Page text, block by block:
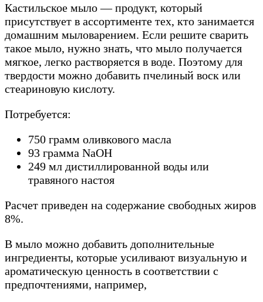
Кастильское мыло — продукт, который
присутствует в ассортименте тех, кто занимается
домашним мыловарением. Если решите сварить
такое мыло, нужно знать, что мыло получается
мягкое, легко растворяется в воде. Поэтому для
твердости можно добавить пчелиный воск или
стеариновую кислоту.
Потребуется:
750 грамм оливкового масла
93 грамма NaOH
249 мл дистиллированной воды или
травяного настоя
Расчет приведен на содержание свободных жиров
8%.
В мыло можно добавить дополнительные
ингредиенты, которые усиливают визуальную и
ароматическую ценность в соответствии с
предпочтениями, например,